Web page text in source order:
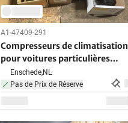
A1-47409-291
Compresseurs de climatisation
pour voitures particulières
(10x)
Enschede,NL
Pas de Prix de Réserve